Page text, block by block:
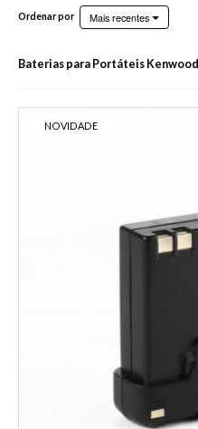
Ordenar por Mais recentes
Baterias para Portáteis Kenwood
NOVIDADE